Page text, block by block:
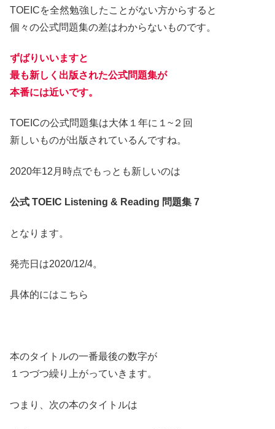
TOEICを全然勉強したことがない方からすると
個々の公式問題集の差はわからないものです。
ずばりいいますと
最も新しく出版された公式問題集が
本番には近いです。
TOEICの公式問題集は大体１年に１~２回
新しいものが出版されているんですね。
2020年12月時点でもっとも新しいのは
公式 TOEIC Listening & Reading 問題集 7
となります。
発売日は2020/12/4。
具体的にはこちら
本のタイトルの一番最後の数字が
１つづつ繰り上がっていきます。
つまり、次の本のタイトルは